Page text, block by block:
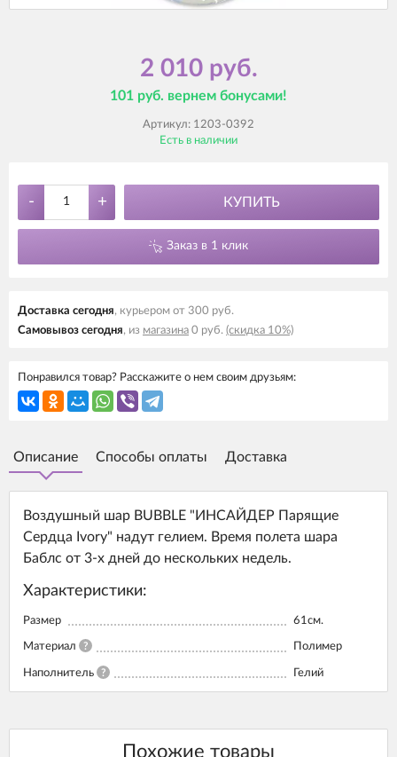
2 010 руб.
101 руб. вернем бонусами!
Артикул: 1203-0392
Есть в наличии
- + КУПИТЬ
Заказ в 1 клик
Доставка cегодня, курьером от 300 руб.
Самовывоз cегодня, из магазина 0 руб. (скидка 10%)
Понравился товар? Расскажите о нем своим друзьям:
Описание Способы оплаты Доставка
Воздушный шар BUBBLE "ИНСАЙДЕР Парящие
Сердца Ivory" надут гелием. Время полета шара
Баблс от 3-х дней до нескольких недель.
Характеристики:
Размер 61см.
Материал ? Полимер
Наполнитель ? Гелий